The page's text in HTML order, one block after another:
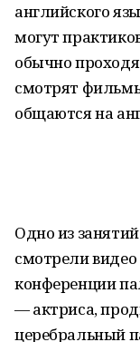
английского
могут
обычно
смотрят
общаются на
Одно из
смотрели видео
конференции
— актриса,
церебральный